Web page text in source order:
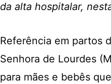
da alta hospitalar,
Referência em partos
Senhora de Lourdes
para mães e bebês